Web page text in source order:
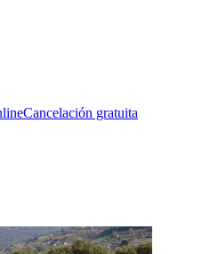
Cancelación gratuita